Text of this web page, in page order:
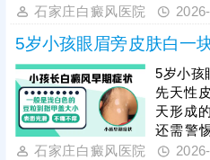
孩子规
治疗，
进，所
疗周期
键，家
时，日
的皮肤
作息，
辅助病
石家庄白癜风医院
5岁小孩眼眉旁皮肤白一
5岁小孩
先天性
天形成
还需警
斑病种
石家庄白癜风医院